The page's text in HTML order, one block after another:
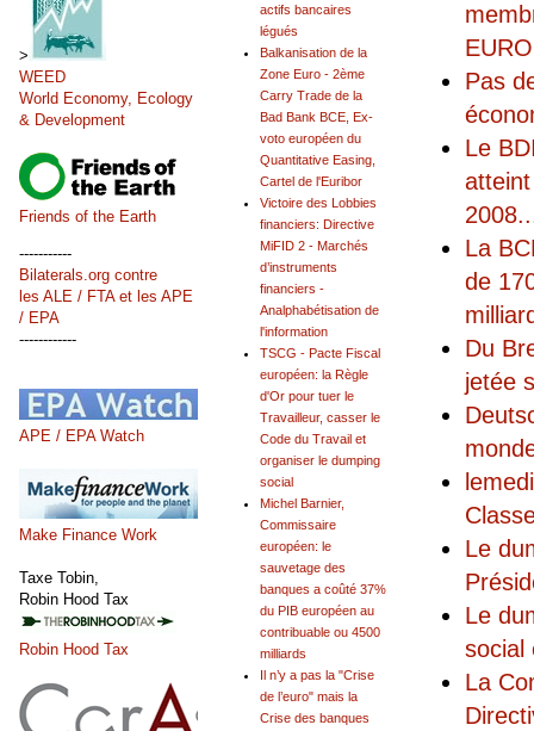
Pas
Le
2008
La
de
Du
jetée
Le
Le
social
La
actifs bancaires
légués
Balkanisation de la
Zone Euro - 2ème
Carry Trade de la
Bad Bank BCE, Ex-
voto européen du
Quantitative Easing,
Cartel de l'Euribor
Victoire des Lobbies
financiers: Directive
MiFID 2 - Marchés
d’instruments
financiers -
Analphabétisation de
l'information
TSCG - Pacte Fiscal
européen: la Règle
d'Or pour tuer le
Travailleur, casser le
Code du Travail et
organiser le dumping
social
Michel Barnier,
Commissaire
européen: le
sauvetage des
banques a coûté 37%
du PIB européen au
contribuable ou 4500
milliards
Il n’y a pas la "Crise
de l’euro" mais la
Crise des banques
>
WEED
World Economy, Ecology
& Development
Friends of the Earth
-----------
Bilaterals.org contre
les ALE / FTA et les APE
/ EPA
------------
APE / EPA Watch
Make Finance Work
Taxe Tobin,
Robin Hood Tax
Robin Hood Tax